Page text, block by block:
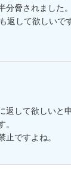
分脅されました。
返して欲しいです
返して欲しいと
。
止ですよね。